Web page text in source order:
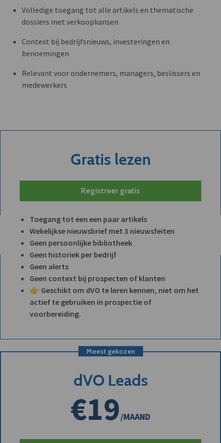
Volledige toegang tot alle artikels en thematische
dossiers met verkoopkansen
Context bij bedrijfsnieuws, investeringen en
benoemingen
Relevant voor ondernemers, managers, beslissers en
medewerkers
Gratis lezen
Registreer gratis
Toegang tot een een paar artikels
Wekelijkse nieuwsbrief met 3 nieuwsfeiten
Geen persoonlijke bibliotheek
Geen historiek per bedrijf
Geen alerts
Geen context bij prospecten of klanten
👉 Geschikt om dVO te leren kennen, niet om het
actief te gebruiken in prospectie of
voorbereiding.
Meest gekozen
dVO Leads
€19/MAAND